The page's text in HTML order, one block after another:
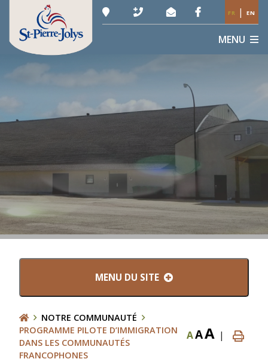
FR | EN
MENU
MENU DU SITE
NOTRE COMMUNAUTÉ
PROGRAMME PILOTE D’IMMIGRATION
DANS LES COMMUNAUTÉS
FRANCOPHONES
AAA |